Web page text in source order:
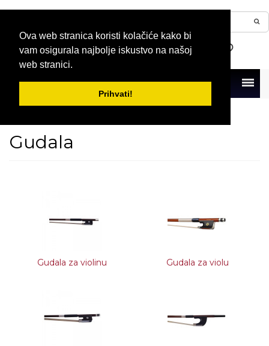
Ova web stranica koristi kolačiće kako bi
vam osigurala najbolje iskustvo na našoj
web stranici.
Prihvati!
Menu
Gudala
Gudala za violinu Gudala za violu